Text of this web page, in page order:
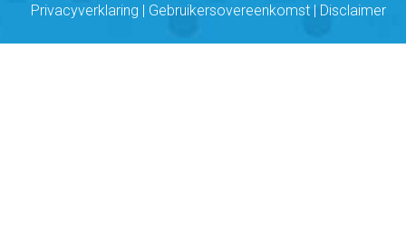
Privacyverklaring Gebruikersovereenkomst Disclaimer